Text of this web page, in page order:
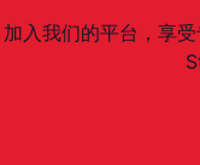
加入我们的平台，享